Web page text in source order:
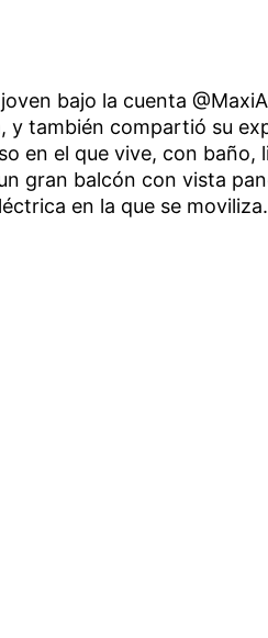
bajo la cuenta
y también compartió su
en el que vive, con baño,
gran balcón con vista
en la que se moviliza.